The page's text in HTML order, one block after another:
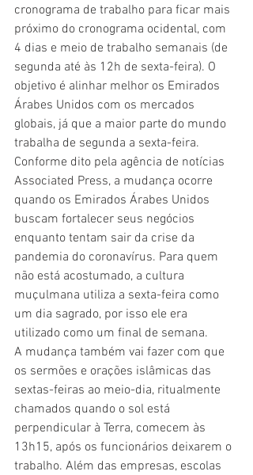
cronograma de trabalho para ficar mais
próximo do cronograma ocidental, com
4 dias e meio de trabalho semanais (de
segunda até às 12h de sexta-feira). O
objetivo é alinhar melhor os Emirados
Árabes Unidos com os mercados
globais, já que a maior parte do mundo
trabalha de segunda a sexta-feira.
Conforme dito pela agência de notícias
Associated Press, a mudança ocorre
quando os Emirados Árabes Unidos
buscam fortalecer seus negócios
enquanto tentam sair da crise da
pandemia do coronavírus. Para quem
não está acostumado, a cultura
muçulmana utiliza a sexta-feira como
um dia sagrado, por isso ele era
utilizado como um final de semana.
A mudança também vai fazer com que
os sermões e orações islâmicas das
sextas-feiras ao meio-dia, ritualmente
chamados quando o sol está
perpendicular à Terra, comecem às
13h15, após os funcionários deixarem o
trabalho. Além das empresas, escolas